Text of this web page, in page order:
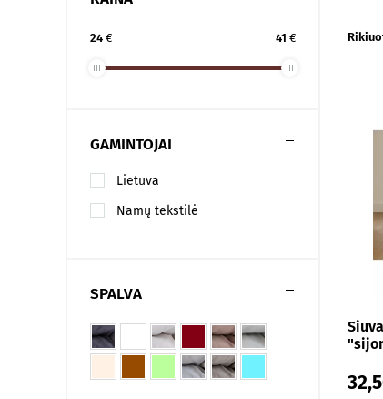
24 € 41 €
GAMINTOJAI
Lietuva
Namų tekstilė
SPALVA